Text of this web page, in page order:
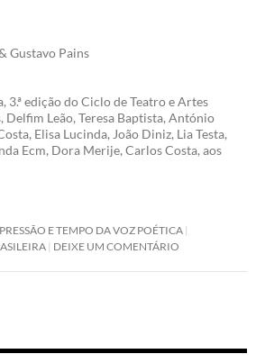
Gustavo Pains
3.ª edição do Ciclo de Teatro e Artes
Leão, Teresa Baptista, António
Elisa Lucinda, João Diniz, Lia Testa,
Ecm, Dora Merije, Carlos Costa, aos
E TEMPO DA VOZ POÉTICA
DEIXE UM COMENTÁRIO